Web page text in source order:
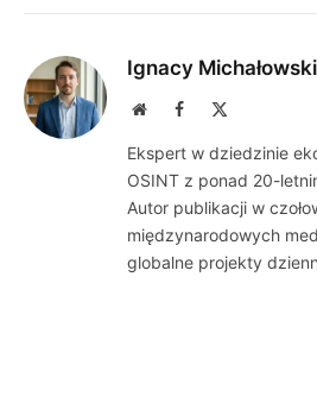
Ignacy Michałowski
WebsiteFacebook
Ekspert w dziedzinie
OSINT z ponad 20-
Autor publikacji w
międzynarodowych
globalne projekty